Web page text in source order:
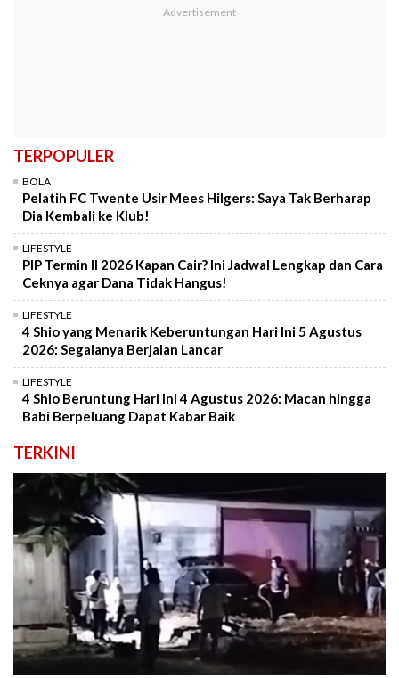
TERPOPULER
BOLA
Pelatih FC Twente Usir Mees Hilgers: Saya Tak Berharap
Dia Kembali ke Klub!
LIFESTYLE
PIP Termin II 2026 Kapan Cair? Ini Jadwal Lengkap dan Cara
Ceknya agar Dana Tidak Hangus!
LIFESTYLE
4 Shio yang Menarik Keberuntungan Hari Ini 5 Agustus
2026: Segalanya Berjalan Lancar
LIFESTYLE
4 Shio Beruntung Hari Ini 4 Agustus 2026: Macan hingga
Babi Berpeluang Dapat Kabar Baik
TERKINI